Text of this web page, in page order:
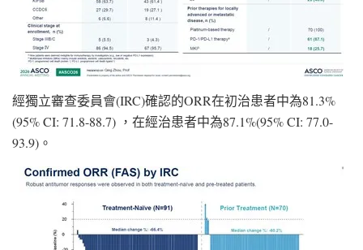
經獨立審查委員會(IRC)確認的ORR在初治患者中為81.3%
(95% CI: 71.8-88.7) ，在經治患者中為87.1%(95% CI: 77.0-
93.9)。